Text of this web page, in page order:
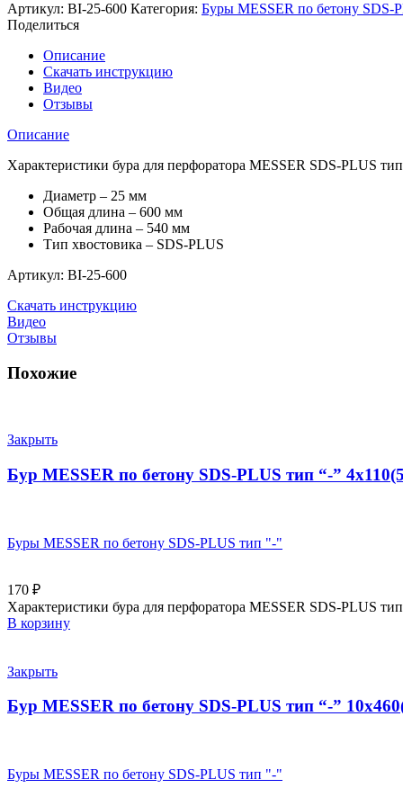
по
бетону
SDS-
PLUS
тип
"-
25х600(540)
Артикул: BI-25-600 Категория: Буры MESSER по бетону SDS-
Поделиться
Описание
Скачать инструкцию
Видео
Отзывы
Описание
Характеристики бура для перфоратора MESSER SDS-PLUS
Диаметр – 25 мм
Общая длина – 600 мм
Рабочая длина – 540 мм
Тип хвостовика – SDS-PLUS
Артикул: BI-25-600
Скачать инструкцию
Видео
Отзывы
Похожие
Закрыть
Бур MESSER по бетону SDS-PLUS тип “-”
Буры MESSER по бетону SDS-PLUS тип "-"
170 ₽
Характеристики бура для перфоратора MESSER SDS-PLUS
В корзину
Закрыть
Бур MESSER по бетону SDS-PLUS тип “-”
Буры MESSER по бетону SDS-PLUS тип "-"